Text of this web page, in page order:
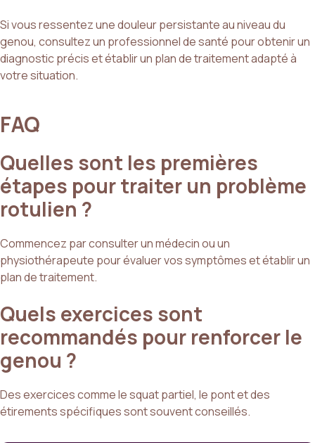
Si vous ressentez une douleur persistante au niveau du
genou, consultez un professionnel de santé pour obtenir un
diagnostic précis et établir un plan de traitement adapté à
votre situation.
FAQ
Quelles sont les premières
étapes pour traiter un problème
rotulien ?
Commencez par consulter un médecin ou un
physiothérapeute pour évaluer vos symptômes et établir un
plan de traitement.
Quels exercices sont
recommandés pour renforcer le
genou ?
Des exercices comme le squat partiel, le pont et des
étirements spécifiques sont souvent conseillés.